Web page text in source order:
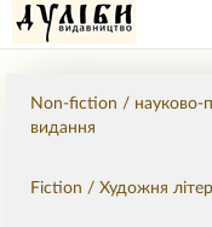
Non-fiction / науково-
видання
Fiction / Художня